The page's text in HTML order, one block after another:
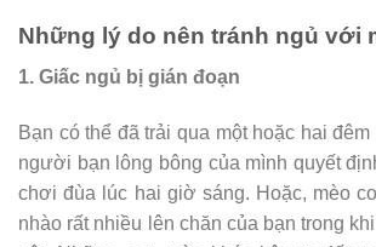
Những lý do nên tránh ngủ với
1. Giấc ngủ bị gián đoạn
Bạn có thể đã trải qua một hoặc hai
người bạn lông bông của mình quyết
chơi đùa lúc hai giờ sáng. Hoặc, mèo
nhào rất nhiều lên chăn của bạn trong